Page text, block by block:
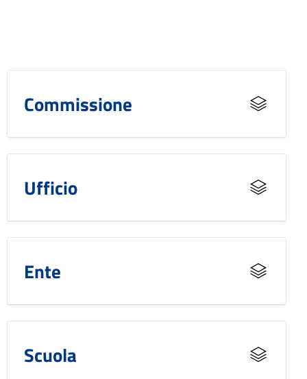
Commissione
Ufficio
Ente
Scuola